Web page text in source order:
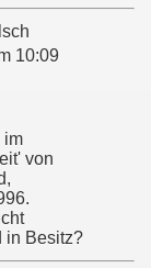
10:09
im
von
in Besitz?